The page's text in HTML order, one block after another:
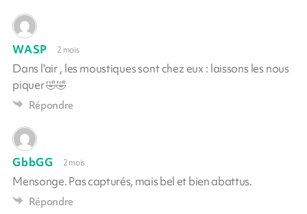
WASP 2 mois
Dans l'air , les moustiques sont chez eux : laissons les nous
piquer 🤣🤣
Répondre
GbbGG 2 mois
Mensonge. Pas capturés, mais bel et bien abattus.
Répondre